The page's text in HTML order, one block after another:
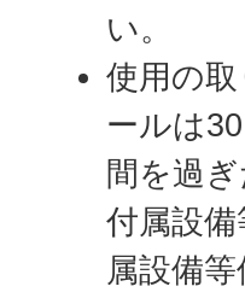
い。
使用の
ールは
間を過
付属設
属設備